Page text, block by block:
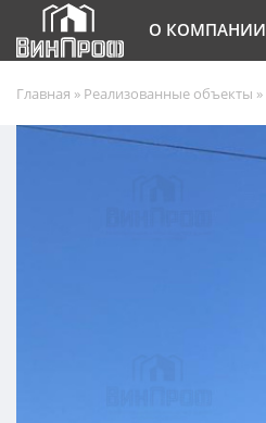
О КОМПАНИИ
Главная » Реализованные объекты »